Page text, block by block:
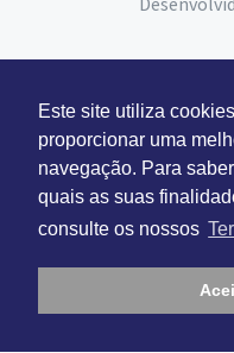
Este site utiliza
proporcionar uma
navegação. Para
quais as suas
consulte os nossos